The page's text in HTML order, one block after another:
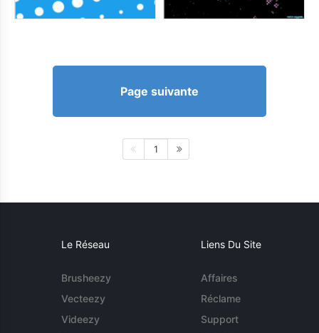
Page suivante
1
Le Réseau
Brusheezy
Vecteezy
Videezy
Liens Du Site
Affaires
Réclame
Support